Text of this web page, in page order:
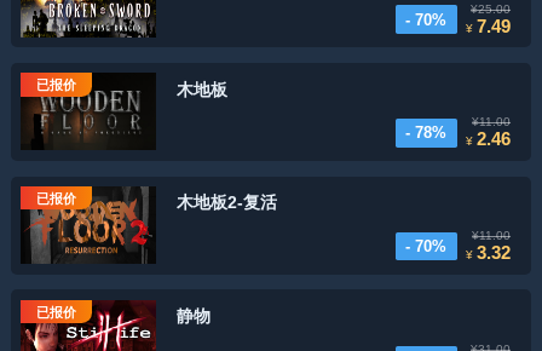
- 70%
¥25.00
¥ 7.49
已报价 木地板
- 78%
¥11.00
¥2.46
已报价 木地板2-复活
- 70%
¥11.00
¥3.32
已报价 静物